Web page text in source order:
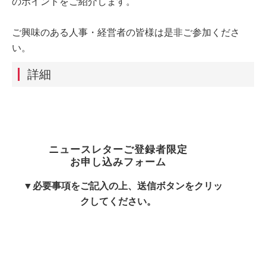
ご興味のある人事・経営者の皆様は是非ご参加くださ
い。
詳細
ニュースレターご登録者限定
お申し込みフォーム
▼必要事項をご記入の上、送信ボタンをクリッ
クしてください。